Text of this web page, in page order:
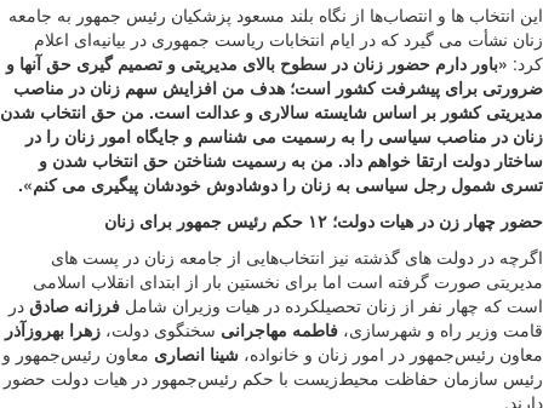
این انتخاب ها و انتصاب‌ها از نگاه بلند مسعود پزشکیان رئیس جمهور به جامعه
زنان نشأت می گیرد که در ایام انتخابات ریاست جمهوری در بیانیه‌ای اعلام
کرد: «باور دارم حضور زنان در سطوح بالای مدیریتی و تصمیم گیری حق آنها و
ضرورتی برای پیشرفت کشور است؛ هدف من افزایش سهم زنان در مناصب
مدیریتی کشور بر اساس شایسته سالاری و عدالت است. من حق انتخاب شدن
زنان در مناصب سیاسی را به رسمیت می شناسم و جایگاه امور زنان را در
ساختار دولت ارتقا خواهم داد. من به رسمیت شناختن حق انتخاب شدن و
تسری شمول رجل سیاسی به زنان را دوشادوش خودشان پیگیری می کنم».
حضور چهار زن در هیات دولت؛ ۱۲ حکم رئیس جمهور برای زنان
اگرچه در دولت های گذشته نیز انتخاب‌هایی از جامعه زنان در پست های
مدیریتی صورت گرفته است اما برای نخستین بار از ابتدای انقلاب اسلامی
است که چهار نفر از زنان تحصیلکرده در هیات وزیران شامل فرزانه صادق در
قامت وزیر راه و شهرسازی، فاطمه مهاجرانی سخنگوی دولت، زهرا بهروزآذر
معاون رئیس‌جمهور در امور زنان و خانواده، شینا انصاری معاون رئیس‌جمهور و
رئیس سازمان حفاظت محیط‌زیست با حکم رئیس‌جمهور در هیات دولت حضور
دارند.